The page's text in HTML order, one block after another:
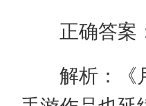
正确答案
解析：《